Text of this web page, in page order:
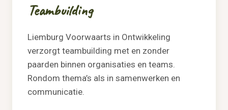
Teambuilding
Liemburg Voorwaarts in Ontwikkeling
verzorgt teambuilding met en zonder
paarden binnen organisaties en teams.
Rondom thema’s als in samenwerken en
communicatie.